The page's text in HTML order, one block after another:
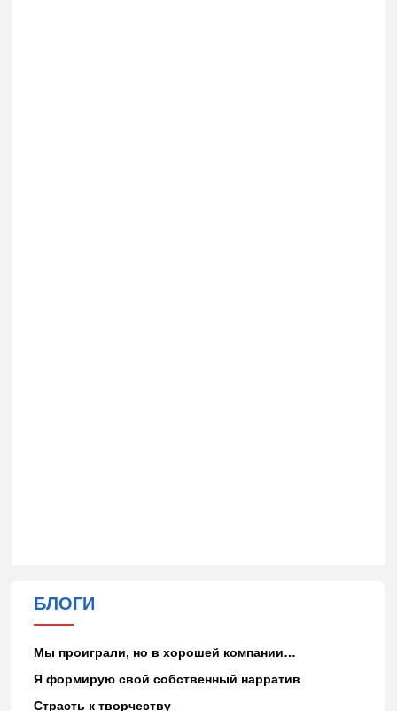
БЛОГИ
Мы проиграли, но в хорошей компании…
Я формирую свой собственный нарратив
Страсть к творчеству